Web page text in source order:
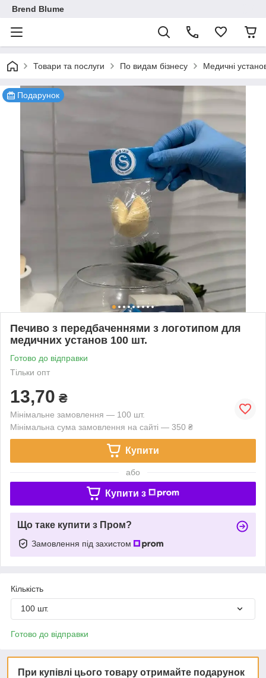
Brend Blume
Товари та послуги По видам бізнесу Медичні
Подарунок
Печиво з передбаченнями з логотипом для
медичних установ 100 шт.
Готово до відправки
Тільки опт
13,70 ₴
Мінімальне замовлення — 100 шт.
Мінімальна сума замовлення на сайті — 350 ₴
Купити
або
Купити з
Що таке купити з Пром?
Замовлення під захистом
Кількість
100 шт.
Готово до відправки
При купівлі цього товару отримайте подарунок